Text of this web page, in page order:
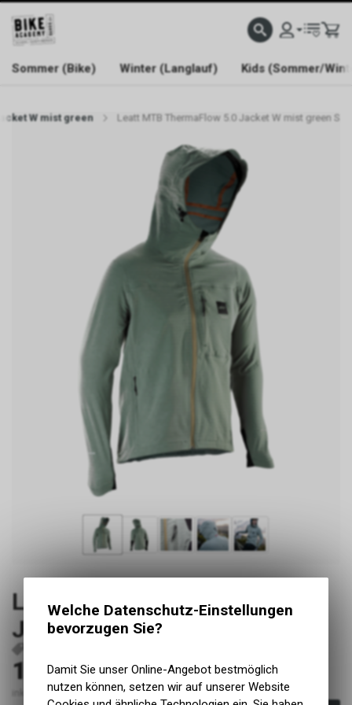
WELCOME TO BIKE ACADEMY
Sommer (Bike) Winter (Langlauf) Kids (Sommer/
W mist green Leatt MTB ThermaFlow 5.0 Jacket W mist green S
Leatt MTB ThermaFlow 5.0
Jacket W mist green S
199.90CHF
inkl. MwSt., zzgl. Versandkosten
Welche Datenschutz-Einstellungen
bevorzugen Sie?
Damit Sie unser Online-Angebot bestmöglich
nutzen können, setzen wir auf unserer Website